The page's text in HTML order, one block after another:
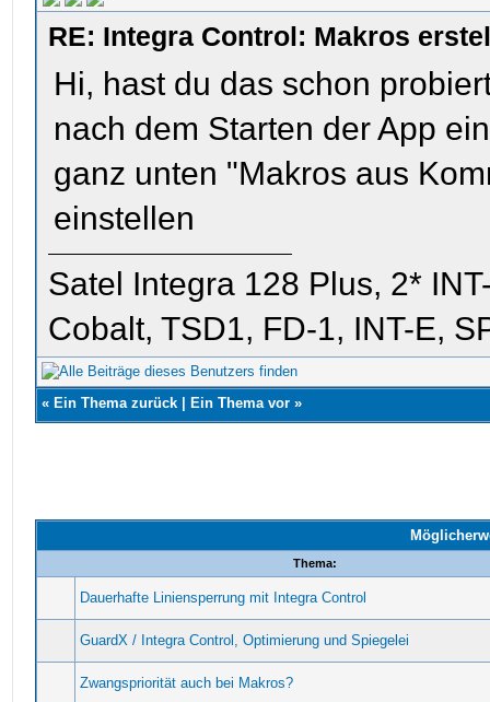
RE: Integra Control: Makros
Hi, hast du das schon
nach dem Starten der App
ganz unten "Makros aus
einstellen
Satel Integra 128 Plus, 2*
Cobalt, TSD1, FD-1, INT-E,
« Ein Thema zurück Ein Thema vor »
Thema:
Dauerhafte Liniensperrung mit Integra Control
GuardX / Integra Control, Optimierung und Spiegelei
Zwangspriorität auch bei Makros?